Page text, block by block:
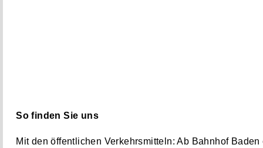
So finden Sie uns
Mit den öffentlichen Verkehrsmitteln: Ab Bahnhof